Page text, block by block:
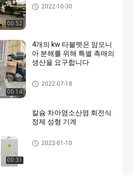
00:52
정제 압축 기계
2022-10-30
00:14
4개의 kw 타블렛은 암모니
아 분해를 위해 특별 촉매의
생산을 요구합니다
회전하는 정제 압박 기계
2022-07-18
00:31
칼슘 차아염소산염 회전식
정제 성형 기계
회전하는 정제 압박 기계
2022-01-10